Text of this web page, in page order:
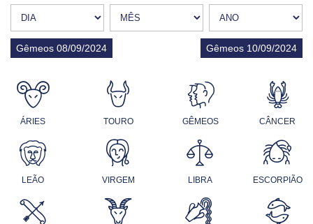
Gêmeos 08/09/2024 Gêmeos 10/09/2024
ÁRIES TOURO GÊMEOS CÂNCER
LEÃO VIRGEM LIBRA ESCORPIÃO